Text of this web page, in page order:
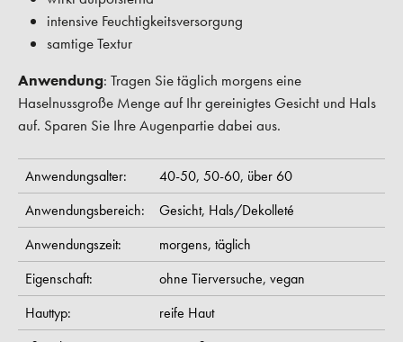
intensive Feuchtigkeitsversorgung
samtige Textur
Anwendung: Tragen Sie täglich morgens eine
Haselnussgroße Menge auf Ihr gereinigtes Gesicht und Hals
auf. Sparen Sie Ihre Augenpartie dabei aus.
Anwendungsalter: 40-50, 50-60, über 60
Anwendungsbereich:
Gesicht, Hals/Dekolleté
Anwendungszeit:
morgens, täglich
Eigenschaft:
ohne Tierversuche, vegan
Hauttyp:
reife Haut